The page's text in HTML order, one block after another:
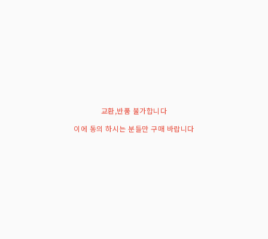
교환,반품 불가합니다
이에 동의 하시는 분들만 구매 바랍니다